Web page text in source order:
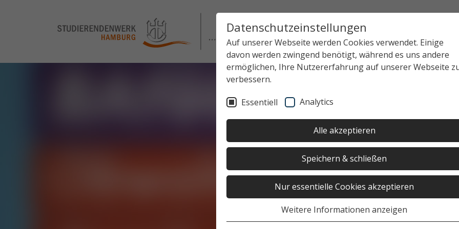
Datenschutzeinstellungen
Auf unserer Webseite werden Cookies verwendet. Einige
davon werden zwingend benötigt, während es uns andere
ermöglichen, Ihre Nutzererfahrung auf unserer Webseite
verbessern.
Essentiell Analytics
Alle akzeptieren
Speichern & schließen
Nur essentielle Cookies akzeptieren
Weitere Informationen anzeigen